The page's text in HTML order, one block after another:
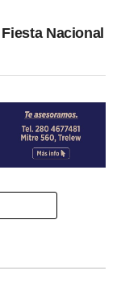
Nacional